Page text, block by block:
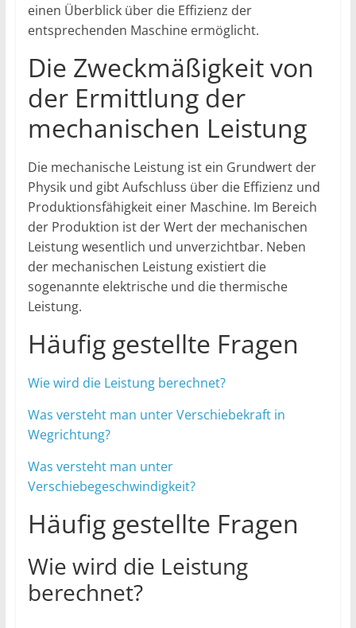
einen Überblick über die Effizienz der
entsprechenden Maschine ermöglicht.
Die Zweckmäßigkeit von
der Ermittlung der
mechanischen Leistung
Die mechanische Leistung ist ein Grundwert der
Physik und gibt Aufschluss über die Effizienz und
Produktionsfähigkeit einer Maschine. Im Bereich
der Produktion ist der Wert der mechanischen
Leistung wesentlich und unverzichtbar. Neben
der mechanischen Leistung existiert die
sogenannte elektrische und die thermische
Leistung.
Häufig gestellte Fragen
Wie wird die Leistung berechnet?
Was versteht man unter Verschiebekraft in
Wegrichtung?
Was versteht man unter
Verschiebegeschwindigkeit?
Häufig gestellte Fragen
Wie wird die Leistung
berechnet?